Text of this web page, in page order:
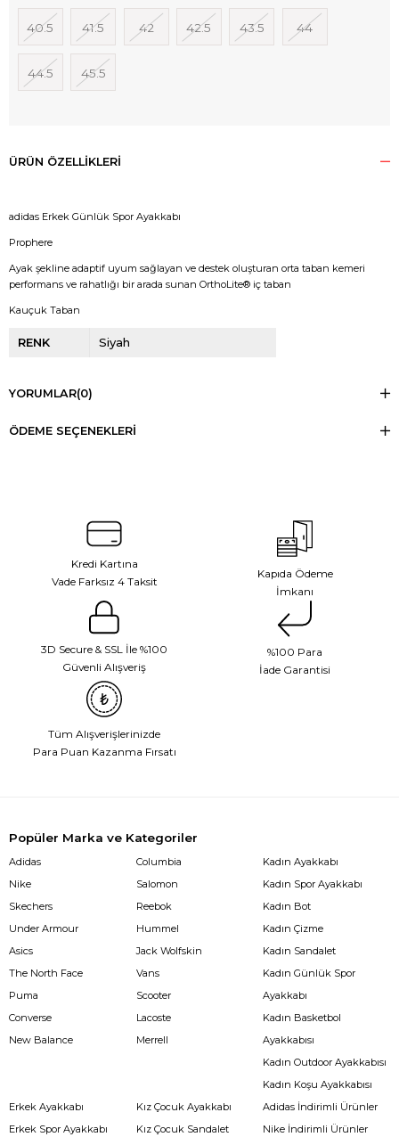
40.5 41.5 42 42.5 43.5 44
44.5 45.5
ÜRÜN ÖZELLIKLERI
adidas Erkek Günlük Spor Ayakkabı
Prophere
Ayak şekline adaptif uyum sağlayan ve destek oluşturan orta taban kemeri
performans ve rahatlığı bir arada sunan OrthoLite® iç taban
Kauçuk Taban
RENK Siyah
YORUMLAR(0)
ÖDEME SEÇENEKLERI
Kredi Kartına
Vade Farksız 4 Taksit
Kapıda Ödeme
İmkanı
3D Secure & SSL İle %100
Güvenli Alışveriş
%100 Para
İade Garantisi
Tüm Alışverişlerinizde
Para Puan Kazanma Fırsatı
Popüler Marka ve Kategoriler
Adidas
Nike
Skechers
Under Armour
Asics
The North Face
Puma
Converse
New Balance
Columbia
Salomon
Reebok
Hummel
Jack Wolfskin
Vans
Scooter
Lacoste
Merrell
Kadın Ayakkabı
Kadın Spor Ayakkabı
Kadın Bot
Kadın Çizme
Kadın Sandalet
Kadın Günlük Spor
Ayakkabı
Kadın Basketbol
Ayakkabısı
Kadın Outdoor Ayakkabısı
Kadın Koşu Ayakkabısı
Erkek Ayakkabı
Erkek Spor Ayakkabı
Kız Çocuk Ayakkabı
Kız Çocuk Sandalet
Adidas İndirimli Ürünler
Nike İndirimli Ürünler